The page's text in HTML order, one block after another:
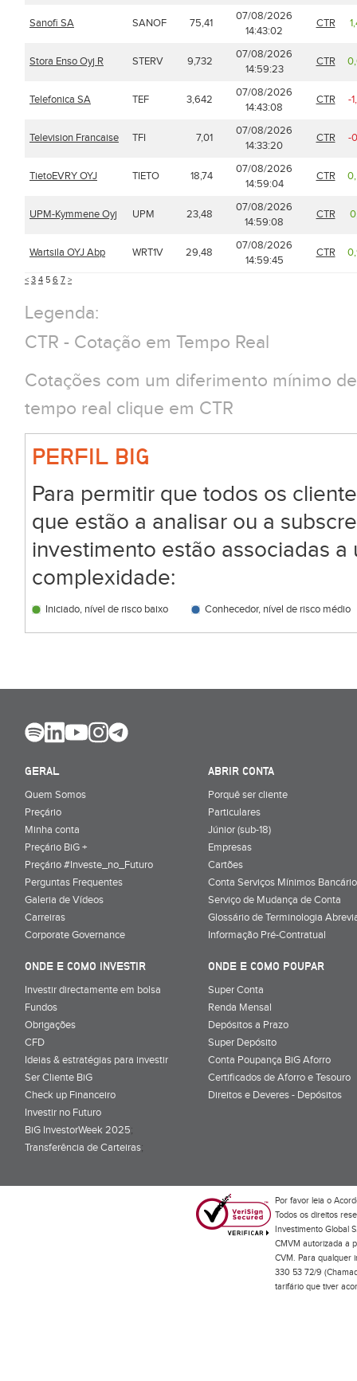
Sanofi SA SANOF 75,41
07/08/2026
14:43:02
CTR
Stora Enso Oyj R STERV 9,732
07/08/2026
14:59:23
CTR
Telefonica SA TEF 3,642
07/08/2026
14:43:08
CTR -
Television Francaise TFI 7,01
07/08/2026
14:33:20
CTR -
TietoEVRY OYJ TIETO 18,74
07/08/2026
14:59:04
CTR
UPM-Kymmene Oyj UPM 23,48
07/08/2026
14:59:08
CTR
Wartsila OYJ Abp WRT1V 29,48
07/08/2026
14:59:45
CTR
< 3 4 5 6 7 >
Legenda:
CTR - Cotação em Tempo Real
Cotações com um diferimento mínimo
tempo real clique em CTR
PERFIL BIG
Para permitir que todos os
que estão a analisar ou a
investimento estão associadas
complexidade:
Iniciado, nível de risco baixo Conhecedor, nível de risco médio
GERAL
Quem Somos
Preçário
Minha conta
Preçário BiG +
Preçário #Investe_no_Futuro
Perguntas Frequentes
Galeria de Vídeos
Carreiras
Corporate Governance
ABRIR CONTA
Porquê ser cliente
Particulares
Júnior (sub-18)
Empresas
Cartões
Conta Serviços Mínimos
Serviço de Mudança de Conta
Glossário de Terminologia
Informação Pré-Contratual
ONDE E COMO INVESTIR
Investir directamente em bolsa
Fundos
Obrigações
CFD
Ideias & estratégias para investir
Ser Cliente BiG
Check up Financeiro
Investir no Futuro
BiG InvestorWeek 2025;
Transferência de Carteiras;
ONDE E COMO POUPAR
Super Conta
Renda Mensal
Depósitos a Prazo
Super Depósito
Conta Poupança BiG Aforro
Certificados de Aforro e Tesouro
Direitos e Deveres - Depósitos
Por favor leia o
Todos os direitos
Investimento Global
CMVM autorizada a
CVM. Para qualquer
330 53 72/9
tarifário que tiver